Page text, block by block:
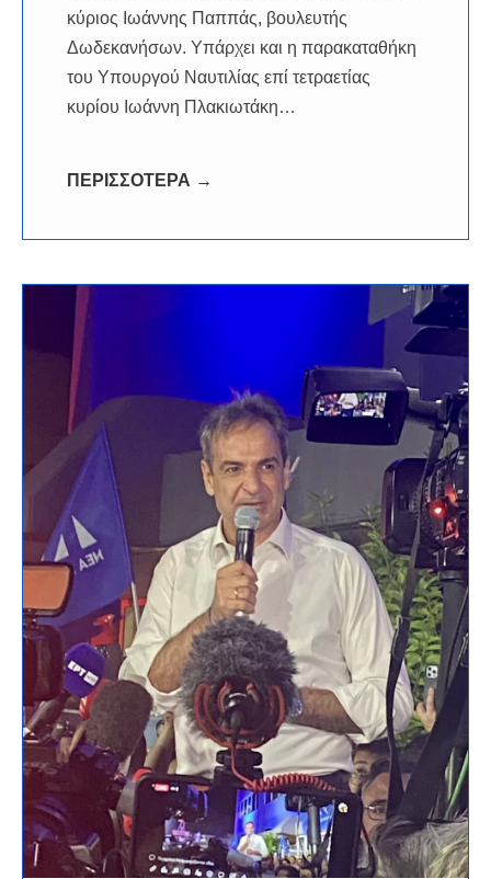
κύριος Ιωάννης Παππάς, βουλευτής
Δωδεκανήσων. Υπάρχει και η παρακαταθήκη
του Υπουργού Ναυτιλίας επί τετραετίας
κυρίου Ιωάννη Πλακιωτάκη…
ΠΕΡΙΣΣΟΤΕΡΑ →